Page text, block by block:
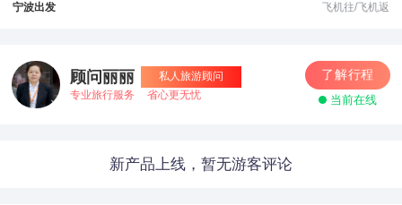
宁波出发 飞机往/飞机返
顾问丽丽
私人旅游顾问
专业旅行服务
省心更无忧
了解行程
当前在线
新产品上线，暂无游客评论